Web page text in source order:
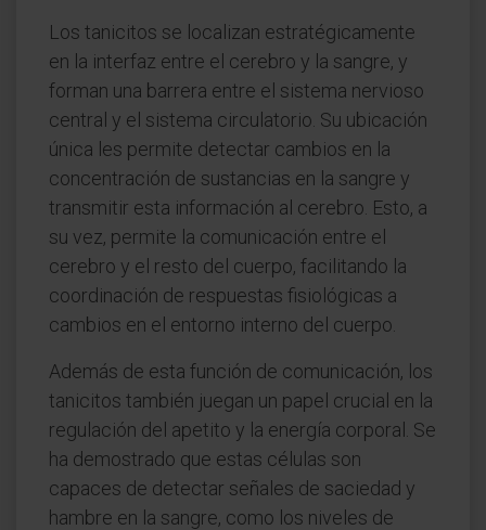
Los tanicitos se localizan estratégicamente
en la interfaz entre el cerebro y la sangre, y
forman una barrera entre el sistema nervioso
central y el sistema circulatorio. Su ubicación
única les permite detectar cambios en la
concentración de sustancias en la sangre y
transmitir esta información al cerebro. Esto, a
su vez, permite la comunicación entre el
cerebro y el resto del cuerpo, facilitando la
coordinación de respuestas fisiológicas a
cambios en el entorno interno del cuerpo.
Además de esta función de comunicación, los
tanicitos también juegan un papel crucial en la
regulación del apetito y la energía corporal. Se
ha demostrado que estas células son
capaces de detectar señales de saciedad y
hambre en la sangre, como los niveles de